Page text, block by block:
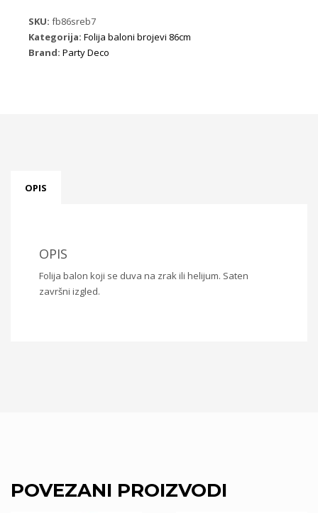
saten
86cm
količina
SKU: fb86sreb7
Kategorija: Folija baloni brojevi 86cm
Brand: Party Deco
OPIS
OPIS
Folija balon koji se duva na zrak ili helijum. Saten
završni izgled.
POVEZANI PROIZVODI